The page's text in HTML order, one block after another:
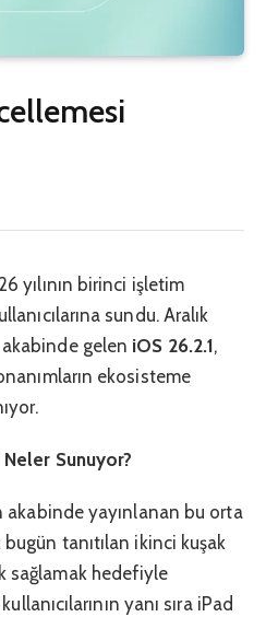
yılının birinci işletim
sundu. Aralık
gelen iOS 26.2.1,
ekosisteme
Sunuyor?
akabinde yayınlanan bu orta
tanıtılan ikinci kuşak
sağlamak hedefiyle
yanı sıra iPad